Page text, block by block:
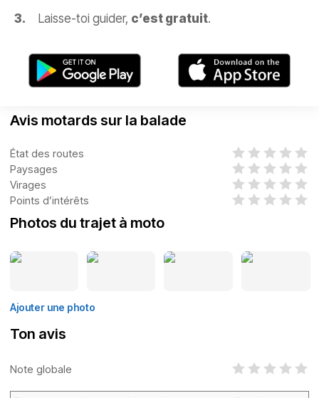
Laisse-toi guider, c’est gratuit.
Avis motards sur la balade
État des routes
Paysages
Virages
Points d’intérêts
Photos du trajet à moto
Ajouter une photo
Ton avis
Note globale